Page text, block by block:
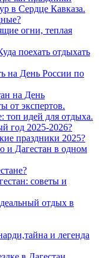
в Сердце Кавказа.
огни, теплая
поехать отдыхать
на День России по
на День
от экспертов.
топ идей для отдыха.
год 2025-2026?
праздники 2025?
и Дагестан в одном
советы и
отдых в
и легенда